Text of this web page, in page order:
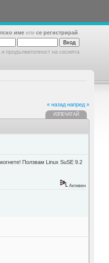
име или се регистрирай
продължителност на сесията
« назад напред »
ИЗПЕЧАТАЙ
Ползвам Linux SuSE 9.2
Активен